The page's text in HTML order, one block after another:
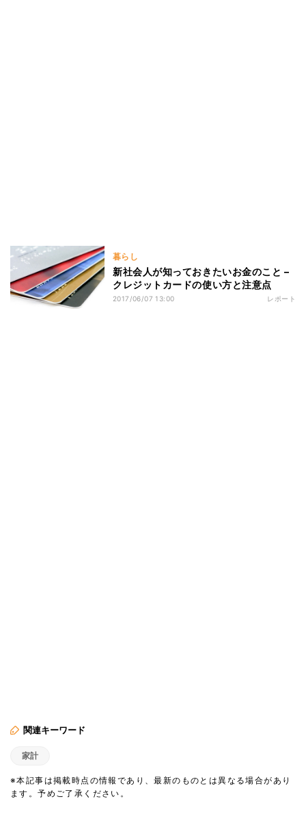
暮らし
新社会人が知っておきたいお金のこと –
クレジットカードの使い方と注意点
2017/06/07 13:00 レポート
関連キーワード
家計
※本記事は掲載時点の情報であり、最新のものとは異なる場合があり
ます。予めご了承ください。